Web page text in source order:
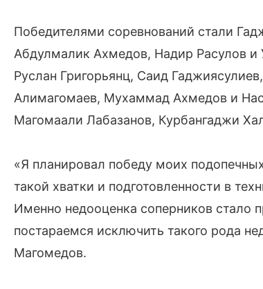
Победителями соревнований стали
Абдулмалик Ахмедов, Надир Расулов
Руслан Григорьянц, Саид
Алимагомаев, Мухаммад Ахмедов и
Магомаали Лабазанов, Курбангаджи
«Я планировал победу моих
такой хватки и подготовленности в
Именно недооценка соперников стало
постараемся исключить такого рода
Магомедов.